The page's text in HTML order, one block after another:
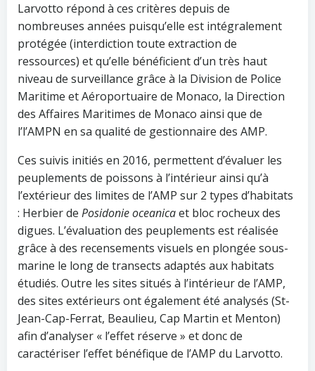
Larvotto répond à ces critères depuis de
nombreuses années puisqu’elle est intégralement
protégée (interdiction toute extraction de
ressources) et qu’elle bénéficient d’un très haut
niveau de surveillance grâce à la Division de Police
Maritime et Aéroportuaire de Monaco, la Direction
des Affaires Maritimes de Monaco ainsi que de
l’l’AMPN en sa qualité de gestionnaire des AMP.
Ces suivis initiés en 2016, permettent d’évaluer les
peuplements de poissons à l’intérieur ainsi qu’à
l’extérieur des limites de l’AMP sur 2 types d’habitats
: Herbier de Posidonie oceanicaet bloc rocheux des
digues. L’évaluation des peuplements est réalisée
grâce à des recensements visuels en plongée sous-
marine le long de transects adaptés aux habitats
étudiés. Outre les sites situés à l’intérieur de l’AMP,
des sites extérieurs ont également été analysés (St-
Jean-Cap-Ferrat, Beaulieu, Cap Martin et Menton)
afin d’analyser « l’effet réserve » et donc de
caractériser l’effet bénéfique de l’AMP du Larvotto.